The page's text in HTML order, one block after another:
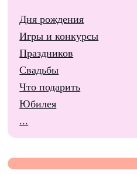
Дня рождения
Игры и конкурсы
Праздников
Свадьбы
Что подарить
Юбилея
...